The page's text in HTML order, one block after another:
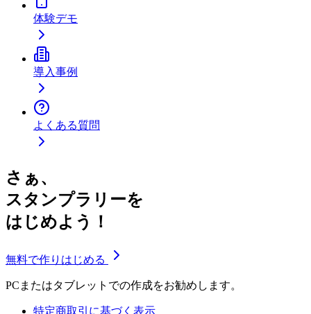
体験デモ
導入事例
よくある質問
さぁ、
スタンプラリーを
はじめよう！
無料で作りはじめる
PCまたはタブレットでの作成をお勧めします。
特定商取引に基づく表示